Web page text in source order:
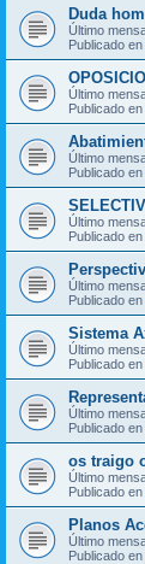
Duda
Último
Publicado en
Último
Publicado en
Último
Publicado en
Último
Publicado en
Último
Publicado en
Sistema
Último
Publicado en
Último
Publicado en
os traigo
Último
Publicado en
Planos
Último
Publicado en